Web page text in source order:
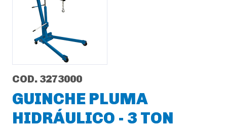
COD. 3273000
GUINCHE PLUMA
HIDRÁULICO - 3 TON